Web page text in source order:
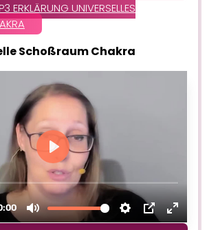
ERKLÄRUNG UNIVERSELLES
Schoßraum Chakra